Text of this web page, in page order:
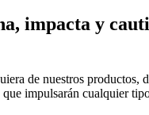
impacta y
de nuestros productos,
impulsarán cualquier